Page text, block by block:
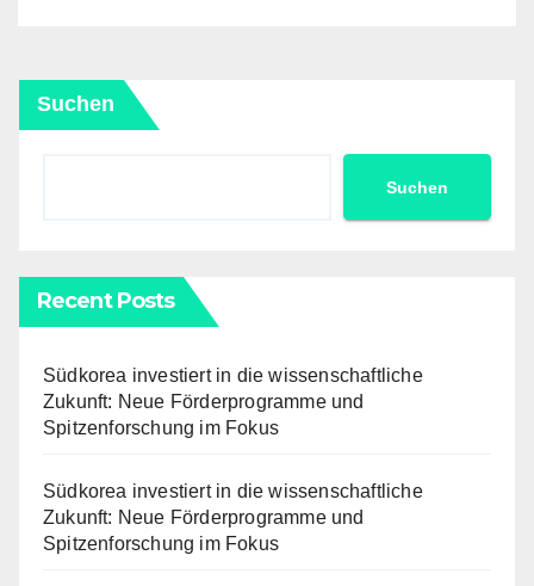
Suchen
Suchen
Recent Posts
Südkorea investiert in die wissenschaftliche
Zukunft: Neue Förderprogramme und
Spitzenforschung im Fokus
Südkorea investiert in die wissenschaftliche
Zukunft: Neue Förderprogramme und
Spitzenforschung im Fokus